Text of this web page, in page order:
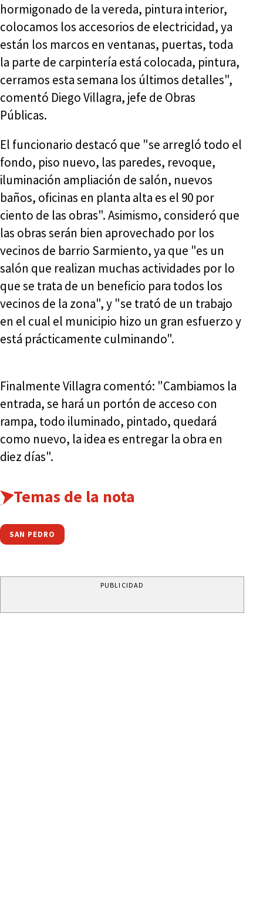
hormigonado de la vereda, pintura interior,
colocamos los accesorios de electricidad, ya
están los marcos en ventanas, puertas, toda
la parte de carpintería está colocada, pintura,
cerramos esta semana los últimos detalles",
comentó Diego Villagra, jefe de Obras
Públicas.
El funcionario destacó que "se arregló todo el
fondo, piso nuevo, las paredes, revoque,
iluminación ampliación de salón, nuevos
baños, oficinas en planta alta es el 90 por
ciento de las obras". Asimismo, consideró que
las obras serán bien aprovechado por los
vecinos de barrio Sarmiento, ya que "es un
salón que realizan muchas actividades por lo
que se trata de un beneficio para todos los
vecinos de la zona", y "se trató de un trabajo
en el cual el municipio hizo un gran esfuerzo y
está prácticamente culminando".
Finalmente Villagra comentó: "Cambiamos la
entrada, se hará un portón de acceso con
rampa, todo iluminado, pintado, quedará
como nuevo, la idea es entregar la obra en
diez días".
Temas de la nota
SAN PEDRO
PUBLICIDAD